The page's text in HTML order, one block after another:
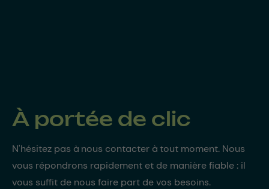
À portée de clic
N'hésitez pas à nous contacter à tout moment. Nous
vous répondrons rapidement et de manière fiable : il
vous suffit de nous faire part de vos besoins.